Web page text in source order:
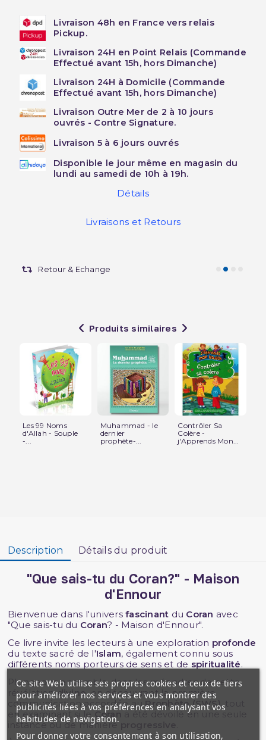
Livraison 48h en France vers relais
Pickup.
Livraison 24H en Point Relais (Commande
Effectué avant 15h, hors Dimanche)
Livraison 24H à Domicile (Commande
Effectué avant 15h, hors Dimanche)
Livraison Outre Mer de 2 à 10 jours
ouvrés - Contre Signature.
Livraison 5 à 6 jours ouvrés
Disponible le jour même en magasin du
lundi au samedi de 10h à 19h.
Détails
Livraisons et Retours
Retour & Echange
Produits similaires
Les 99 Noms
d'Allah - Souple
-...
Muhammad - le
dernier
prophète-...
Contrôler Sa
Colère -
j'Apprends Mon...
Description Détails du produit
"Que sais-tu du Coran?" - Maison
d'Ennour
Bienvenue dans l'universfascinant du Coran avec
"Que sais-tu du Coran? - Maison d'Ennour".
Ce livre invite les lecteurs à une exploration profonde
du texte sacré de l'Islam, également connu sous
différents noms porteurs de sens et de spiritualité.
Plongeons ensemble dans les méandres de cette
révélationdivine, en découvrant la première
communication accordée auProphète (SWS), tout
en examinant si le
Coran
a été dévoilé en une seule
instance ou de manière
Ce site Web utilise ses propres cookies et ceux de tiers
pour améliorer nos services et vous montrer des
publicités liées à vos préférences en analysant vos
habitudes de navigation.
Pour donner votre consentement à son utilisation,